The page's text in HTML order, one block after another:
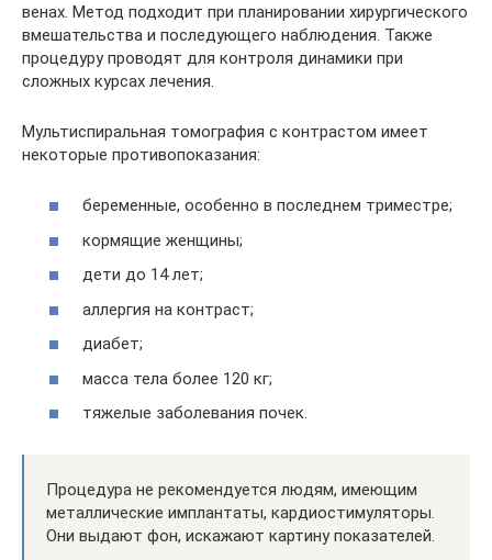
венах. Метод подходит при планировании хирургического
вмешательства и последующего наблюдения. Также
процедуру проводят для контроля динамики при
сложных курсах лечения.
Мультиспиральная томография с контрастом имеет
некоторые противопоказания:
беременные, особенно в последнем триместре;
кормящие женщины;
дети до 14 лет;
аллергия на контраст;
диабет;
масса тела более 120 кг;
тяжелые заболевания почек.
Процедура не рекомендуется людям, имеющим
металлические имплантаты, кардиостимуляторы.
Они выдают фон, искажают картину показателей.